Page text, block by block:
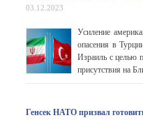
03.12.2023
Усиление
опасения в
Израиль с целью
присутствия на
Генсек НАТО призвал